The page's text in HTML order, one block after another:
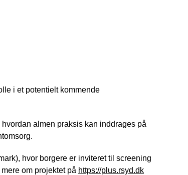
i et potentielt kommende
almen praksis kan inddrages på
hvor borgere er inviteret til screening
om projektet på https://plus.rsyd.dk